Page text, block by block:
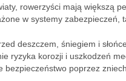
rowerzyści mają większą
w systemy zabezpieczeń,
deszczem, śniegiem i
ryzyka korozji i uszkodzeń
bezpieczeństwo poprzez